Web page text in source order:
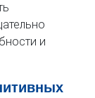
и